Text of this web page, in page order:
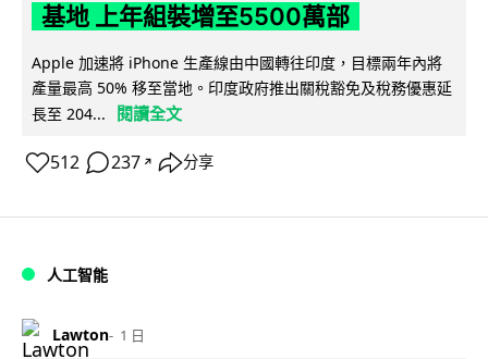
基地 上年組裝增至5500萬部
Apple 加速將 iPhone 生產線由中國轉往印度，目標兩年內將
產量最高 50% 移至當地。印度政府推出關稅豁免及稅務優惠延
長至 204...
閱讀全文
512 237 ↗ 分享
人工智能
Lawton 1 日